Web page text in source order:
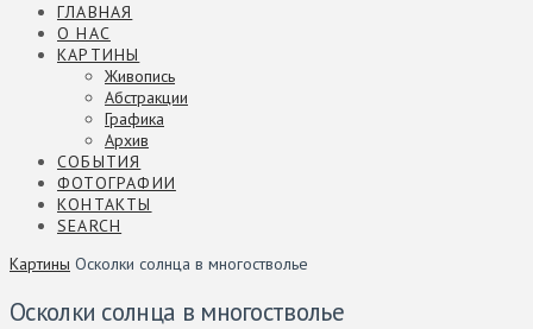
ГЛАВНАЯ
О НАС
КАРТИНЫ
Живопись
Абстракции
Графика
Архив
СОБЫТИЯ
ФОТОГРАФИИ
КОНТАКТЫ
SEARCH
Картины Осколки солнца в многостволье
Осколки солнца в многостволье